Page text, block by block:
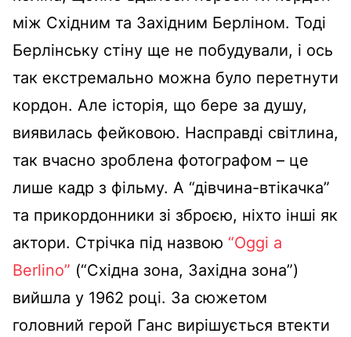
між Східним та Західним Берліном. Тоді
Берлінську стіну ще не побудували, і ось
так екстремально можна було перетнути
кордон. Але історія, що бере за душу,
виявилась фейковою. Насправді світлина,
так вчасно зроблена фотографом – це
лише кадр з фільму. А “дівчина-втікачка”
та прикордонники зі зброєю, ніхто інші як
актори. Стрічка під назвою “Oggi a
Berlino” (“Східна зона, Західна зона”)
вийшла у 1962 році. За сюжетом
головний герой Ганс вирішується втекти